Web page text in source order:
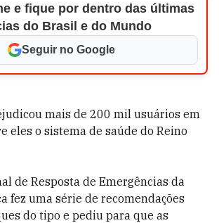
e fique por dentro das últimas
do Brasil e do Mundo
Seguir no Google
mais de 200 mil usuários em
eles o sistema de saúde do Reino
de Resposta de Emergências da
fez uma série de recomendações
do tipo e pediu para que as